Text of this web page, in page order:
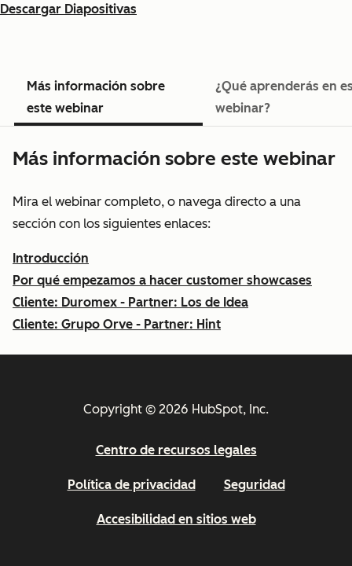
Descargar Diapositivas
Más información sobre
este webinar
¿Qué aprenderás en
webinar?
Más información sobre este webinar
Mira el webinar completo, o navega directo a una
sección con los siguientes enlaces:
Introducción
Por qué empezamos a hacer customer showcases
Cliente: Duromex - Partner: Los de Idea
Cliente: Grupo Orve - Partner: Hint
Copyright © 2026 HubSpot, Inc.
Centro de recursos legales
Política de privacidad Seguridad
Accesibilidad en sitios web